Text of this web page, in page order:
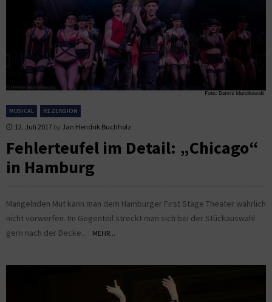
MUSICAL REZENSION
12. Juli 2017 by Jan Hendrik Buchholz
Fehlerteufel im Detail: „Chicago“
in Hamburg
Mangelnden Mut kann man dem Hamburger First Stage Theater wahrlich
nicht vorwerfen. Im Gegenteil streckt man sich bei der Stückauswahl
gern nach der Decke...
MEHR...